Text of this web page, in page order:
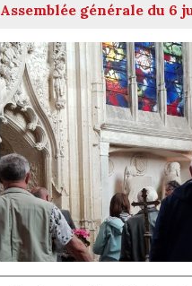
Assemblée générale du 6